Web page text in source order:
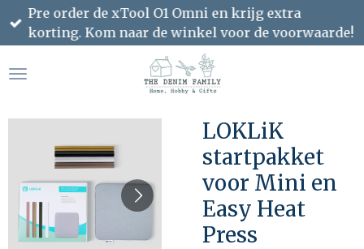
Ga
direct
de
Pre order de xTool O1 Omni en krijg extra
korting. Kom naar de winkel voor de voorwaarde!
LOKLiK
startpakket
voor Mini en
Easy Heat
Press